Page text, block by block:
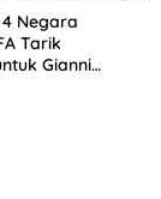
Negara
Tarik
Gianni